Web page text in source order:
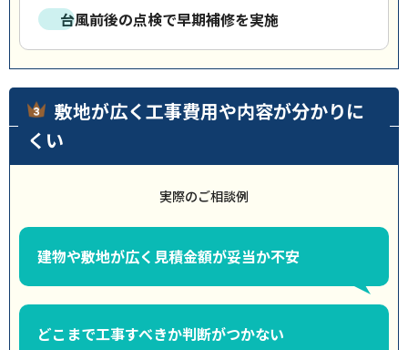
台風前後の点検で早期補修を実施
敷地が広く工事費用や内容が分かりに
くい
実際のご相談例
建物や敷地が広く見積金額が妥当か不安
どこまで工事すべきか判断がつかない